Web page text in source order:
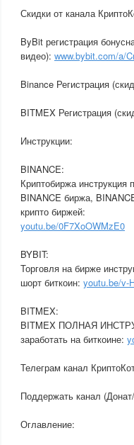
Скидки от канала
ByBit регистрация
видео): www.bybit.com/a/
Binance Регистрация
BITMEX Регистрация
Инструкции:
BINANCE:
Криптобиржа инструкция
BINANCE биржа,
крипто биржей:
youtu.be/0F7XoOWMzE0
BYBIT:
Торговля на бирже
шорт биткоин: youtu.be/v-
BITMEX:
BITMEX ПОЛНАЯ
заработать на биткоине:
Телеграм канал
Поддержать канал
Оглавление: